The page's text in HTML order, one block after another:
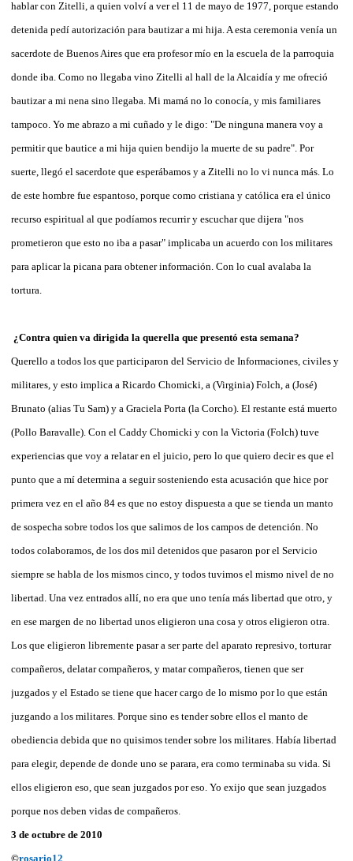
hablar con Zitelli, a quien volví a ver el 11 de mayo de 1977, porque estando
detenida pedí autorización para bautizar a mi hija. A esta ceremonia venía un
sacerdote de Buenos Aires que era profesor mío en la escuela de la parroquia
donde iba. Como no llegaba vino Zitelli al hall de la Alcaidía y me ofreció
bautizar a mi nena sino llegaba. Mi mamá no lo conocía, y mis familiares
tampoco. Yo me abrazo a mi cuñado y le digo: "De ninguna manera voy a
permitir que bautice a mi hija quien bendijo la muerte de su padre". Por
suerte, llegó el sacerdote que esperábamos y a Zitelli no lo vi nunca más. Lo
de este hombre fue espantoso, porque como cristiana y católica era el único
recurso espiritual al que podíamos recurrir y escuchar que dijera "nos
prometieron que esto no iba a pasar" implicaba un acuerdo con los militares
para aplicar la picana para obtener información. Con lo cual avalaba la
tortura.
¿Contra quien va dirigida la querella que presentó esta semana?
Querello a todos los que participaron del Servicio de Informaciones, civiles y
militares, y esto implica a Ricardo Chomicki, a (Virginia) Folch, a (José)
Brunato (alias Tu Sam) y a Graciela Porta (la Corcho). El restante está muerto
(Pollo Baravalle). Con el Caddy Chomicki y con la Victoria (Folch) tuve
experiencias que voy a relatar en el juicio, pero lo que quiero decir es que el
punto que a mí determina a seguir sosteniendo esta acusación que hice por
primera vez en el año 84 es que no estoy dispuesta a que se tienda un manto
de sospecha sobre todos los que salimos de los campos de detención. No
todos colaboramos, de los dos mil detenidos que pasaron por el Servicio
siempre se habla de los mismos cinco, y todos tuvimos el mismo nivel de no
libertad. Una vez entrados allí, no era que uno tenía más libertad que otro, y
en ese margen de no libertad unos eligieron una cosa y otros eligieron otra.
Los que eligieron libremente pasar a ser parte del aparato represivo, torturar
compañeros, delatar compañeros, y matar compañeros, tienen que ser
juzgados y el Estado se tiene que hacer cargo de lo mismo por lo que están
juzgando a los militares. Porque sino es tender sobre ellos el manto de
obediencia debida que no quisimos tender sobre los militares. Había libertad
para elegir, depende de donde uno se parara, era como terminaba su vida. Si
ellos eligieron eso, que sean juzgados por eso. Yo exijo que sean juzgados
porque nos deben vidas de compañeros.
3 de octubre de 2010
©rosario12